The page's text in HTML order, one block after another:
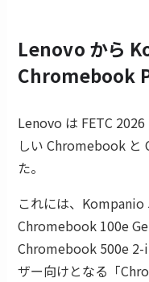
Lenovo から
Chromebook
Lenovo は FETC
しい Chromebook と
た。
これには、
Chromebook 100e
Chromebook 500e 2-
ザー向けとなる「